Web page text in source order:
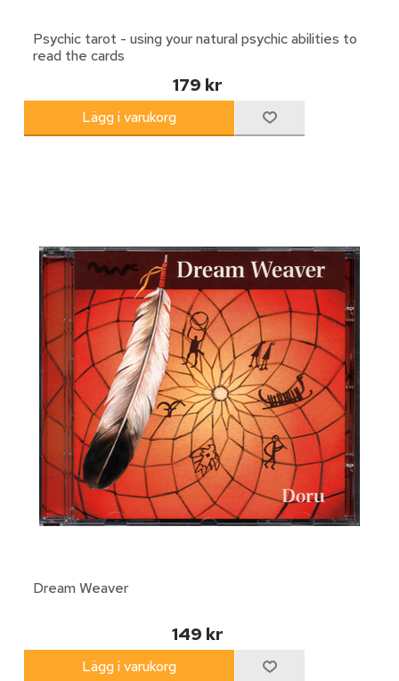
Psychic tarot - using your natural psychic abilities to
read the cards
179 kr
Dream Weaver
149 kr